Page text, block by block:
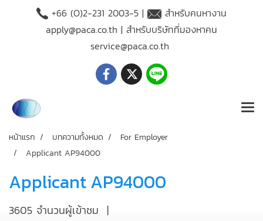
+66 (O)2-231 2003-5 |
สำหรับคนหางาน
apply@paca.co.th | สำหรับบริษัทที่มองหาคน
service@paca.co.th
หน้าแรก บทความทั้งหมด
For Employer
Applicant AP94000
Applicant AP94000
3605 จำนวนผู้เข้าชม |